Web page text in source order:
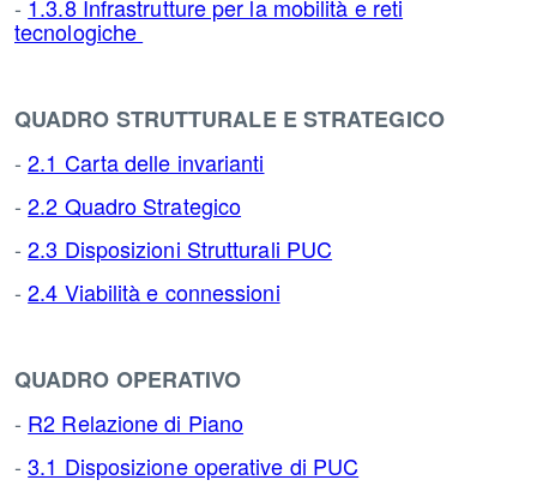
- 1.3.8 Infrastrutture per la mobilità e reti
tecnologiche
QUADRO STRUTTURALE E STRATEGICO
-2.1 Carta delle invarianti
-2.2 Quadro Strategico
-2.3 Disposizioni Strutturali PUC
-2.4 Viabilità e connessioni
QUADRO OPERATIVO
- R2 Relazione di Piano
-3.1 Disposizione operative di PUC